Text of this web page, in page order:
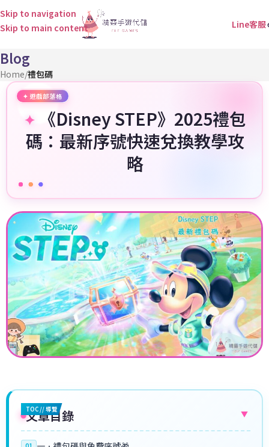
Skip to navigation
Skip to main content
Line客服
Blog
Home/禮包碼
《Disney STEP》2025禮包
碼：最新序號快速兌換教學攻
略
TOC // 導覽
文章目錄 ▼